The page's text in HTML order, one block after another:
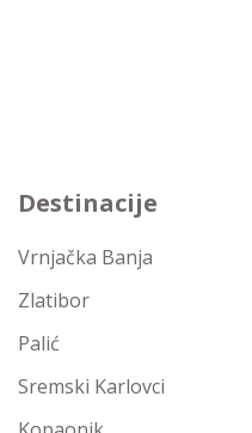
Destinacije
Vrnjačka Banja
Zlatibor
Palić
Sremski Karlovci